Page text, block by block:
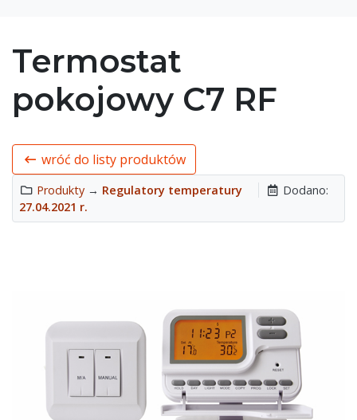
Termostat
pokojowy C7 RF
wróć do listy produktów
Produkty → Regulatory temperatury
Dodano:
27.04.2021 r.